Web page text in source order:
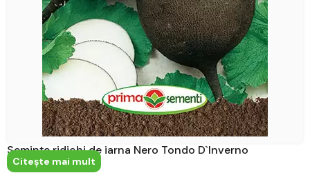
Semințe ridichi de iarna Nero Tondo D`Inverno
Citeşte mai mult